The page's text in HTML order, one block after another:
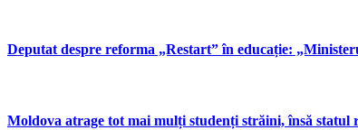
Deputat despre reforma „Restart” în educație:
Moldova atrage tot mai mulți studenți străini, însă statul